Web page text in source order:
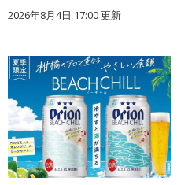
2026年8月4日 17:00更新